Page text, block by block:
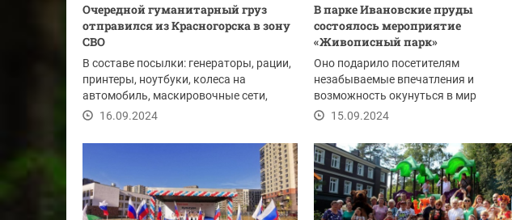
Очередной гуманитарный груз
отправился из Красногорска в зону
СВО
В составе посылки: генераторы, рации,
принтеры, ноутбуки, колеса на
автомобиль, маскировочные сети,
продукты,...
16.09.2024
В парке Ивановские пруды
состоялось мероприятие
«Живописный парк»
Оно подарило посетителям
незабываемые впечатления и
возможность окунуться в мир
искусства
15.09.2024